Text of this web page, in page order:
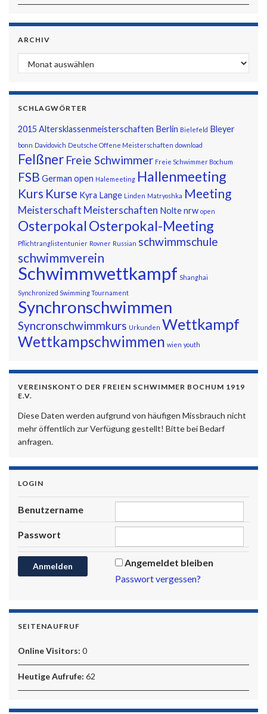
ARCHIV
Archiv
SCHLAGWÖRTER
2015 Altersklassenmeisterschaften Berlin Bielefeld Bleyer
bonn Davidovich Deutsche Offene Meisterschaften download
Felßner Freie Schwimmer Freie Schwimmer Bochum
FSB German open Halemeeting Hallenmeeting
Kurs Kurse Kyra Lange Linden Matryoshka Meeting
Meisterschaft Meisterschaften Noltenrw open
OsterpokalOsterpokal-Meeting
Pflichtranglistentunier Rovner Russian schwimmschule
schwimmverein
Schwimmwettkampf Shanghai
Synchronized Swimming Tournament
Synchronschwimmen
Syncronschwimmkurs Urkunden Wettkampf
Wettkampschwimmen wien youth
VEREINSKONTO DER FREIEN SCHWIMMER BOCHUM 1919
E.V.
Diese Daten werden aufgrund von häufigen Missbrauch nicht
mehr öffentlich zur Verfügung gestellt! Bitte bei Bedarf
anfragen.
LOGIN
Benutzername
Passwort
Angemeldet bleiben
Passwort vergessen?
SEITENAUFRUF
Online Visitors: 0
Heutige Aufrufe: 62